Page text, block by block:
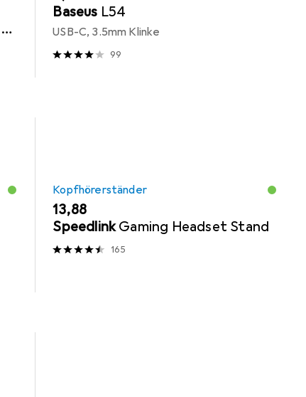
Baseus L54
USB-C, 3.5mm Klinke
99
Kopfhörerständer
EUR
13,88
SpeedlinkGaming Headset Stand
165